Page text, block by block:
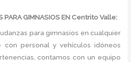
PARA GIMNASIOS EN Centrito Valle:
para gimnasios en cualquier
personal y vehículos idóneos
contamos con un equipo